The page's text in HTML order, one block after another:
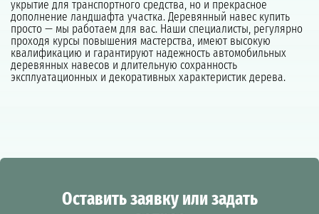
укрытие для транспортного средства, но и прекрасное
дополнение ландшафта участка. Деревянный навес купить
просто — мы работаем для вас. Наши специалисты, регулярно
проходя курсы повышения мастерства, имеют высокую
квалификацию и гарантируют надежность автомобильных
деревянных навесов и длительную сохранность
эксплуатационных и декоративных характеристик дерева.
Оставить заявку или задать